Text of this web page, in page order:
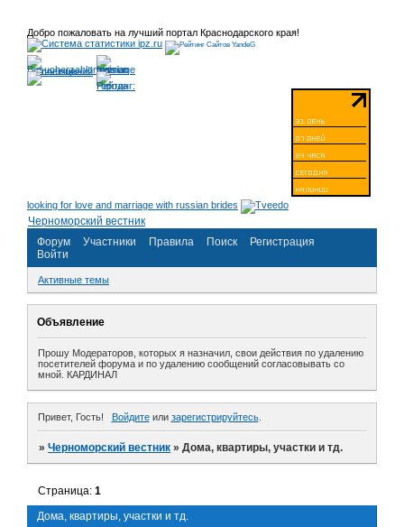
Добро пожаловать на лучший портал Краснодарского края!
looking for love and marriage with russian brides
Черноморский вестник
Форум
Участники Правила Поиск
Регистрация
Войти
Активные темы
Объявление
Прошу Модераторов, которых я назначил, свои действия по удалению
посетителей форума и по удалению сообщений согласовывать со
мной. КАРДИНАЛ
Привет, Гость! Войдитеили зарегистрируйтесь.
»Черноморский вестник »Дома, квартиры, участки и тд.
Дома, квартиры, участки и тд.
Страница:1